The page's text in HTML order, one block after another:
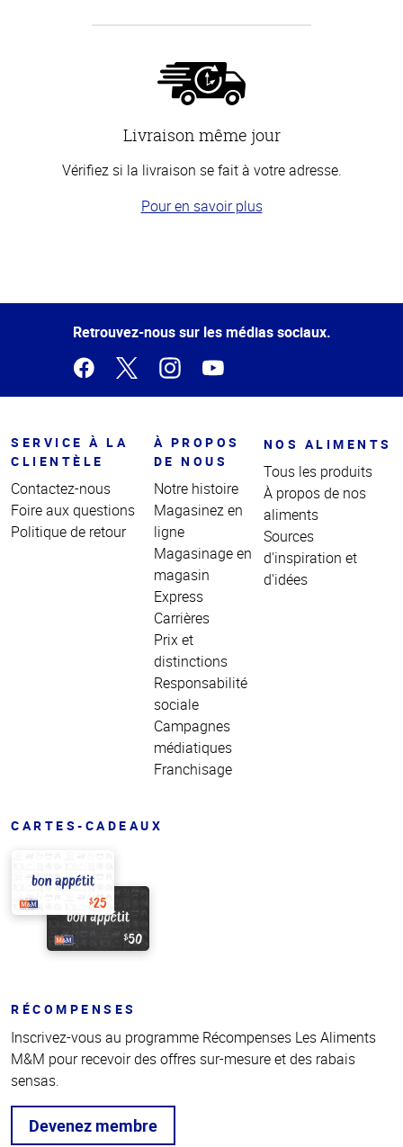
Livraison même jour
Vérifiez si la livraison se fait à votre adresse.
Pour en savoir plus
de la
Retrouvez-nous sur les médias sociaux.
SERVICE À LA
CLIENTÈLE
Contactez-nous
Foire aux questions
Politique de retour
À PROPOS
DE NOUS
Notre histoire
Magasinez en
ligne
Magasinage en
magasin
Express
Carrières
Prix et
distinctions
Responsabilité
sociale
Campagnes
médiatiques
Franchisage
NOS ALIMENTS
Tous les produits
À propos de nos
aliments
Sources
d'inspiration et
d'idées
CARTES-CADEAUX
RÉCOMPENSES
Inscrivez-vous au programme Récompenses Les Aliments
M&M pour recevoir des offres sur-mesure et des rabais
sensas.
Devenez membre